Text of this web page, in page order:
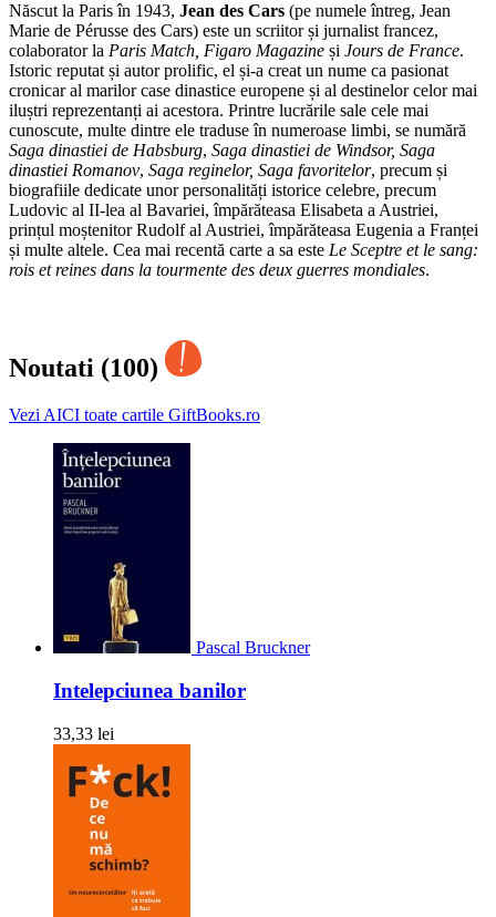
Născut la Paris în 1943, Jean des Cars (pe numele întreg, Jean
Marie de Pérusse des Cars) este un scriitor și jurnalist francez,
colaborator la Paris Match, Figaro Magazine și Jours de France.
Istoric reputat și autor prolific, el și-a creat un nume ca pasionat
cronicar al marilor case dinastice europene și al destinelor celor mai
iluștri reprezentanți ai acestora. Printre lucrările sale cele mai
cunoscute, multe dintre ele traduse în numeroase limbi, se numără
Saga dinastiei de Habsburg, Saga dinastiei de Windsor, Saga
dinastiei Romanov, Saga reginelor, Saga favoritelor, precum și
biografiile dedicate unor personalități istorice celebre, precum
Ludovic al II-lea al Bavariei, împărăteasa Elisabeta a Austriei,
prințul moștenitor Rudolf al Austriei, împărăteasa Eugenia a Franței
și multe altele. Cea mai recentă carte a sa este Le Sceptre et le sang:
rois et reines dans la tourmente des deux guerres mondiales.
Noutati (100)
Vezi AICI toate cartile GiftBooks.ro
Pascal Bruckner
Intelepciunea banilor
33,33 lei